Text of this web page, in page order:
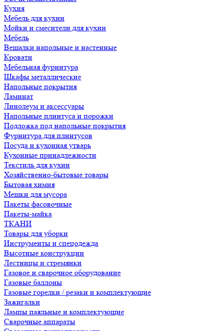
Кухня
Мебель для кухни
Мойки и смесители для кухни
Мебель
Вешалки напольные и настенные
Кровати
Мебельная фурнитура
Шкафы металлические
Напольные покрытия
Ламинат
Линолеум и аксессуары
Напольные плинтуса и порожки
Подложка под напольные покрытия
Фурнитура для плинтусов
Посуда и кухонная утварь
Кухонные принадлежности
Текстиль для кухни
Хозяйственно-бытовые товары
Бытовая химия
Мешки для мусора
Пакеты фасовочные
Пакеты-майка
ТКАНИ
Товары для уборки
Инструменты и спецодежда
Высотные конструкции
Лестницы и стремянки
Газовое и сварочное оборудование
Газовые баллоны
Газовые горелки / резаки и комплектующие
Зажигалки
Лампы паяльные и комплектующие
Сварочные аппараты